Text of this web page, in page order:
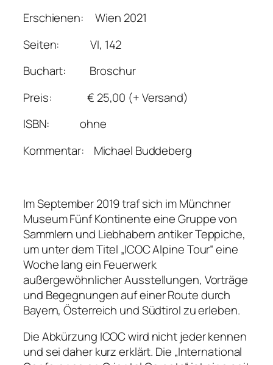
Erschienen: Wien 2021
Seiten: VI, 142
Buchart: Broschur
Preis: € 25,00 (+ Versand)
ISBN: ohne
Kommentar: Michael Buddeberg
Im September 2019 traf sich im Münchner
Museum Fünf Kontinente eine Gruppe von
Sammlern und Liebhabern antiker Teppiche,
um unter dem Titel „ICOC Alpine Tour“ eine
Woche lang ein Feuerwerk
außergewöhnlicher Ausstellungen, Vorträge
und Begegnungen auf einer Route durch
Bayern, Österreich und Südtirol zu erleben.
Die Abkürzung ICOC wird nicht jeder kennen
und sei daher kurz erklärt. Die „International